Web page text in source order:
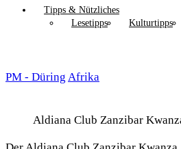
Tipps & Nützliches
Lesetipps
Kulturtipps
PM - Düring Afrika
Aldiana Club Zanzibar